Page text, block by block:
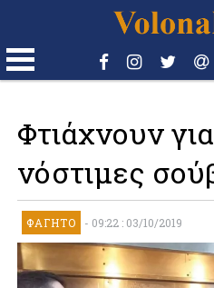
Φτιάχνουν
νόστιμες
ΦΑΓΗΤΌ - 09:22 : 03/10/2019